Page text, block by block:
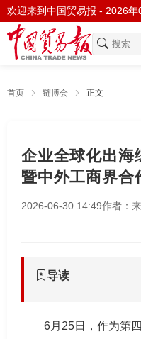
欢迎来到中国贸易报 - 2026
首页 链博会 正文
企业全球化出海
暨中外工商界合
2026-06-30 14:49作者：
导读
6月25日，作为第